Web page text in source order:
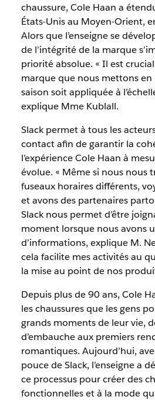
chaussure, Cole Haan a
États-Unis au Moyen-Orient,
Alors que l’enseigne se
de l’intégrité de la marque
priorité absolue. « Il est
marque que nous mettons
saison soit appliquée à
explique Mme Kublall.
Slack permet à tous les
contact afin de garantir la
l’expérience Cole Haan à
évolue. « Même si nous nous
fuseaux horaires différents,
et avons des partenaires
Slack nous permet d’être
moment lorsque nous avons
d’informations, explique M.
cela facilite mes activités au
la mise au point de nos
Depuis plus de 90 ans, Cole
les chaussures que les gens
grands moments de leur vie,
d’embauche aux premiers
romantiques. Aujourd’hui,
pouce de Slack, l’enseigne a
ce processus pour créer des
fonctionnelles et à la mode